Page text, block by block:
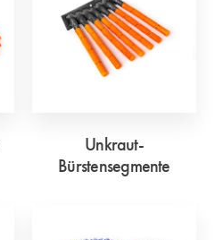
Unkraut-
Bürstensegmente